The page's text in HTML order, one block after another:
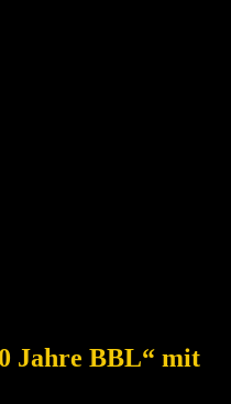
Jahre BBL“ mit